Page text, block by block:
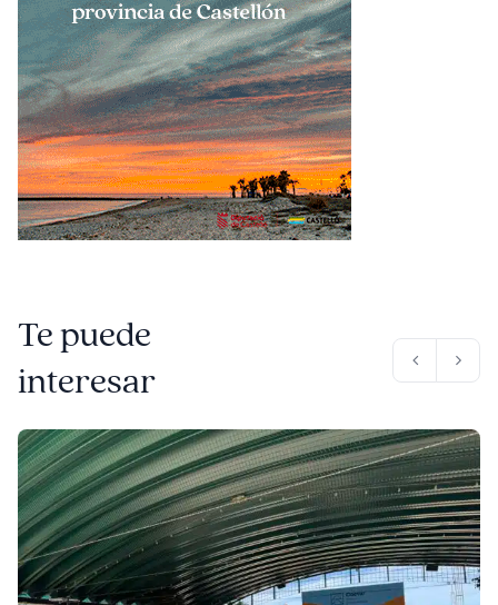
Te puede
interesar